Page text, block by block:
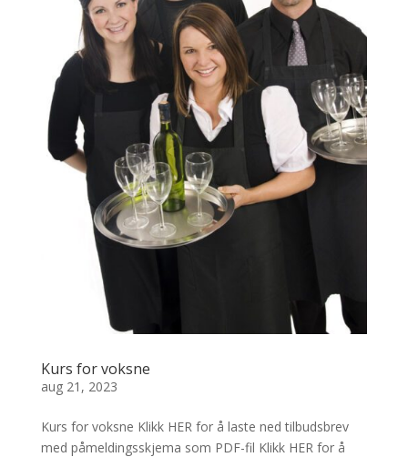
Kurs for voksne
aug 21, 2023
Kurs for voksne Klikk HER for å laste ned tilbudsbrev
med påmeldingsskjema som PDF-fil Klikk HER for å